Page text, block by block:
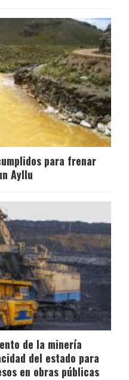
para frenar
Ayllu
de la minería
del estado para
en obras públicas